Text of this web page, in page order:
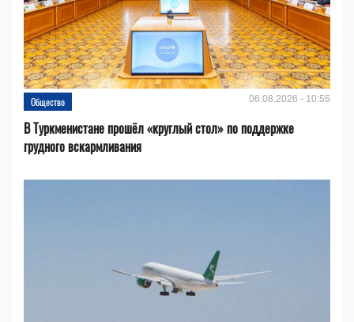
Общество 06.08.2026 - 10:55
В Туркменистане прошёл «круглый стол» по поддержке
грудного вскармливания